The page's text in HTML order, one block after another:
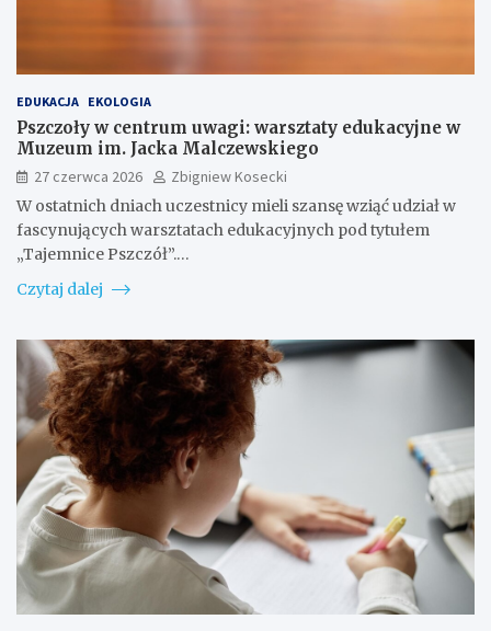
EDUKACJA EKOLOGIA
Pszczoły w centrum uwagi: warsztaty edukacyjne w
Muzeum im. Jacka Malczewskiego
27 czerwca 2026
Zbigniew Kosecki
W ostatnich dniach uczestnicy mieli szansę wziąć udział w
fascynujących warsztatach edukacyjnych pod tytułem
„Tajemnice Pszczół”.…
Czytaj dalej